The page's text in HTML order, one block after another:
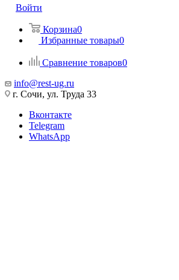
Войти
Корзина0
Избранные товары0
Сравнение товаров0
info@rest-ug.ru
г. Сочи, ул. Труда 33
Вконтакте
Telegram
WhatsApp